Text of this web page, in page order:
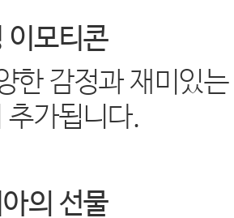
모티콘
한 감정과 재미있
추가됩니다.
의 선물